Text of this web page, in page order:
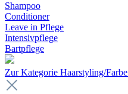
Shampoo
Conditioner
Leave in Pflege
Intensivpflege
Bartpflege
Zur Kategorie Haarstyling/Farbe